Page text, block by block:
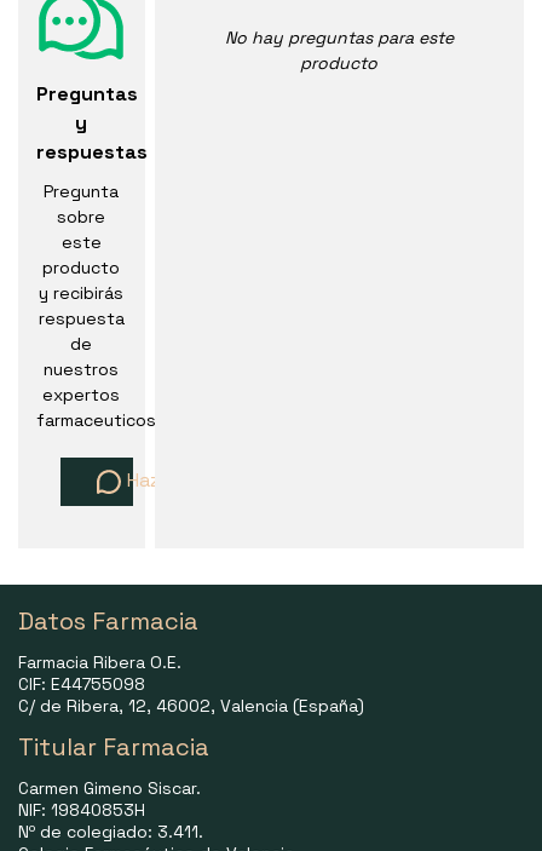
Preguntas
y
respuestas
Pregunta
sobre
este
producto
y recibirás
respuesta
de
nuestros
expertos
farmaceuticos
Haz una pregunta
No hay preguntas para este
producto
Datos Farmacia
Farmacia Ribera O.E.
CIF: E44755098
C/ de Ribera, 12, 46002, Valencia (España)
Titular Farmacia
Carmen Gimeno Siscar.
NIF: 19840853H
Nº de colegiado: 3.411.